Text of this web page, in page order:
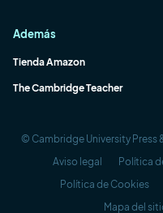
Además
Tienda Amazon
The Cambridge Teacher
© Cambridge University Press
Aviso legal
Política
Política de Cookies
Mapa del